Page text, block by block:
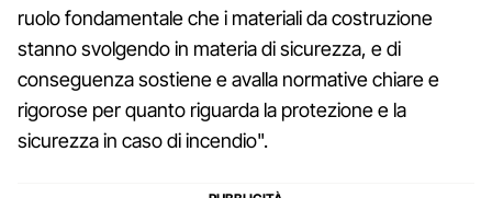
ruolo fondamentale che i materiali da costruzione
stanno svolgendo in materia di sicurezza, e di
conseguenza sostiene e avalla normative chiare e
rigorose per quanto riguarda la protezione e la
sicurezza in caso di incendio".